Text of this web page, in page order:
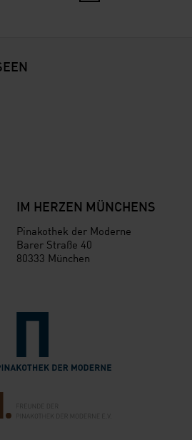
IM HERZEN MÜNCHENS
Pinakothek der Moderne
Barer Straße 40
80333 München
Verlinkung zur Seite der